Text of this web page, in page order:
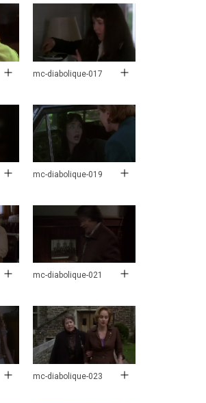
mc-diabolique-017
mc-diabolique-019
mc-diabolique-021
mc-diabolique-023